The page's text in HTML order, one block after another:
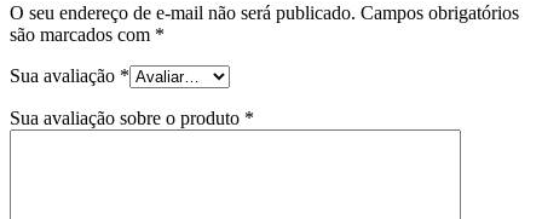
O seu endereço de e-mail não será publicado. Campos obrigatórios
são marcados com *
Sua avaliação *
Sua avaliação sobre o produto *